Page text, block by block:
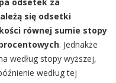
się odsetki
równej sumie stopy
. Jednakże
według stopy wyższej,
według tej